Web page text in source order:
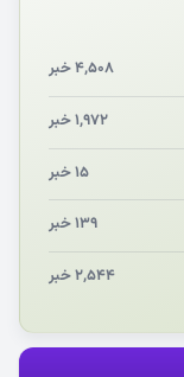
شروط
۴,۵۰۸ خبر
۱,۹۷۲ خبر
۱۵ خبر
۱۳۹ خبر
۲,۵۴۴ خبر